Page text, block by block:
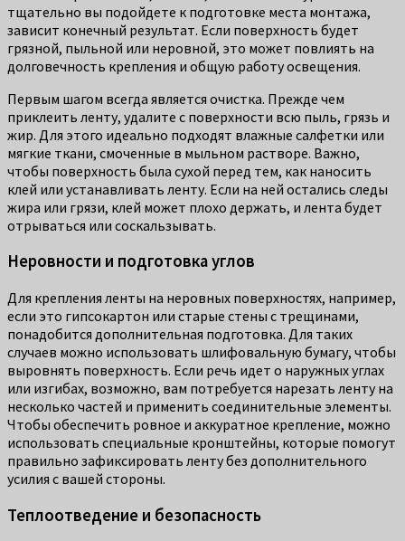
тщательно вы подойдете к подготовке места монтажа,
зависит конечный результат. Если поверхность будет
грязной, пыльной или неровной, это может повлиять на
долговечность крепления и общую работу освещения.
Первым шагом всегда является очистка. Прежде чем
приклеить ленту, удалите с поверхности всю пыль, грязь и
жир. Для этого идеально подходят влажные салфетки или
мягкие ткани, смоченные в мыльном растворе. Важно,
чтобы поверхность была сухой перед тем, как наносить
клей или устанавливать ленту. Если на ней остались следы
жира или грязи, клей может плохо держать, и лента будет
отрываться или соскальзывать.
Неровности и подготовка углов
Для крепления ленты на неровных поверхностях, например,
если это гипсокартон или старые стены с трещинами,
понадобится дополнительная подготовка. Для таких
случаев можно использовать шлифовальную бумагу, чтобы
выровнять поверхность. Если речь идет о наружных углах
или изгибах, возможно, вам потребуется нарезать ленту на
несколько частей и применить соединительные элементы.
Чтобы обеспечить ровное и аккуратное крепление, можно
использовать специальные кронштейны, которые помогут
правильно зафиксировать ленту без дополнительного
усилия с вашей стороны.
Теплоотведение и безопасность